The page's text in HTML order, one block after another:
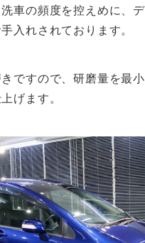
車の頻度を控えめに、
入れされております。
ですので、研磨量を最小
げます。